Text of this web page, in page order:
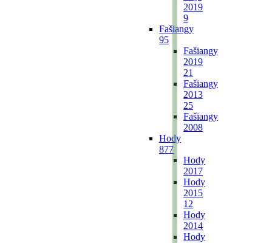
2019
9
Fašiangy
95
Fašiangy
2019
21
Fašiangy
2013
25
Fašiangy
2008
Hody
877
Hody
2017
Hody
2015
12
Hody
2014
Hody